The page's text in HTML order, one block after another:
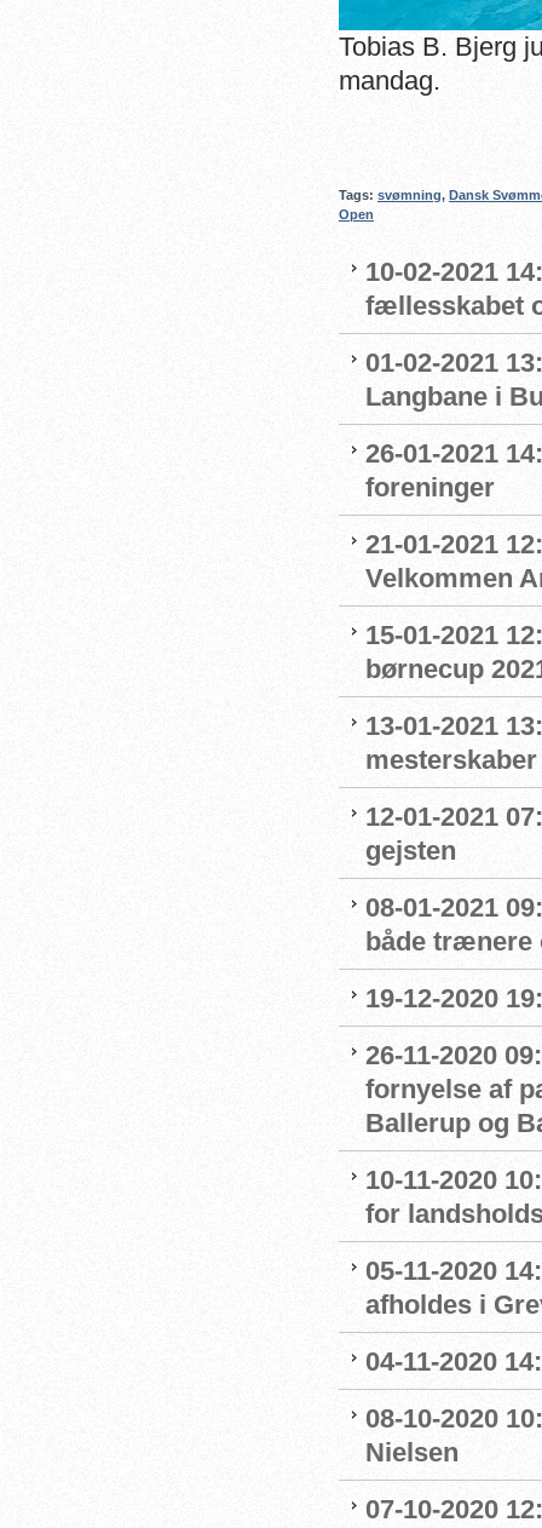
Tobias B. Bjerg
mandag.
Tags: svømning, Dansk
Open
10-02-2021
fællesskabet
01-02-2021
Langbane i
26-01-2021
foreninger
21-01-2021
Velkommen
15-01-2021
børnecup
13-01-2021
mesterskaber
12-01-2021
gejsten
08-01-2021
både
19-12-2020
26-11-2020
fornyelse af
Ballerup og
10-11-2020
for
05-11-2020
afholdes i
04-11-2020
08-10-2020
Nielsen
07-10-2020